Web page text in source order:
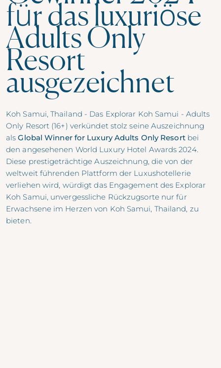
für das luxuriöse
Adults Only
Resort
ausgezeichnet
Koh Samui, Thailand - Das Explorar Koh Samui - Adults
Only Resort (16+) verkündet stolz seine Auszeichnung
alsGlobal Winner for Luxury Adults Only Resortbei
den angesehenen World Luxury Hotel Awards 2024.
Diese prestigeträchtige Auszeichnung, die von der
weltweit führenden Plattform der Luxushotellerie
verliehen wird, würdigt das Engagement des Explorar
Koh Samui, unvergessliche Rückzugsorte nur für
Erwachsene im Herzen von Koh Samui, Thailand, zu
bieten.